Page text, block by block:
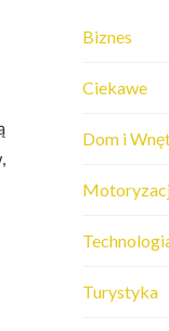
Biznes
Ciekawe
Dom i
Turystyka